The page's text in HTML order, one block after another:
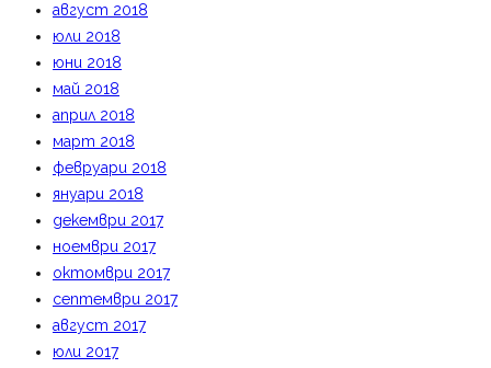
август 2018
юли 2018
юни 2018
май 2018
април 2018
март 2018
февруари 2018
януари 2018
декември 2017
ноември 2017
октомври 2017
септември 2017
август 2017
юли 2017